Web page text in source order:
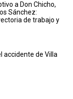
a Don Chicho,
Sánchez:
de trabajo y
accidente de Villa